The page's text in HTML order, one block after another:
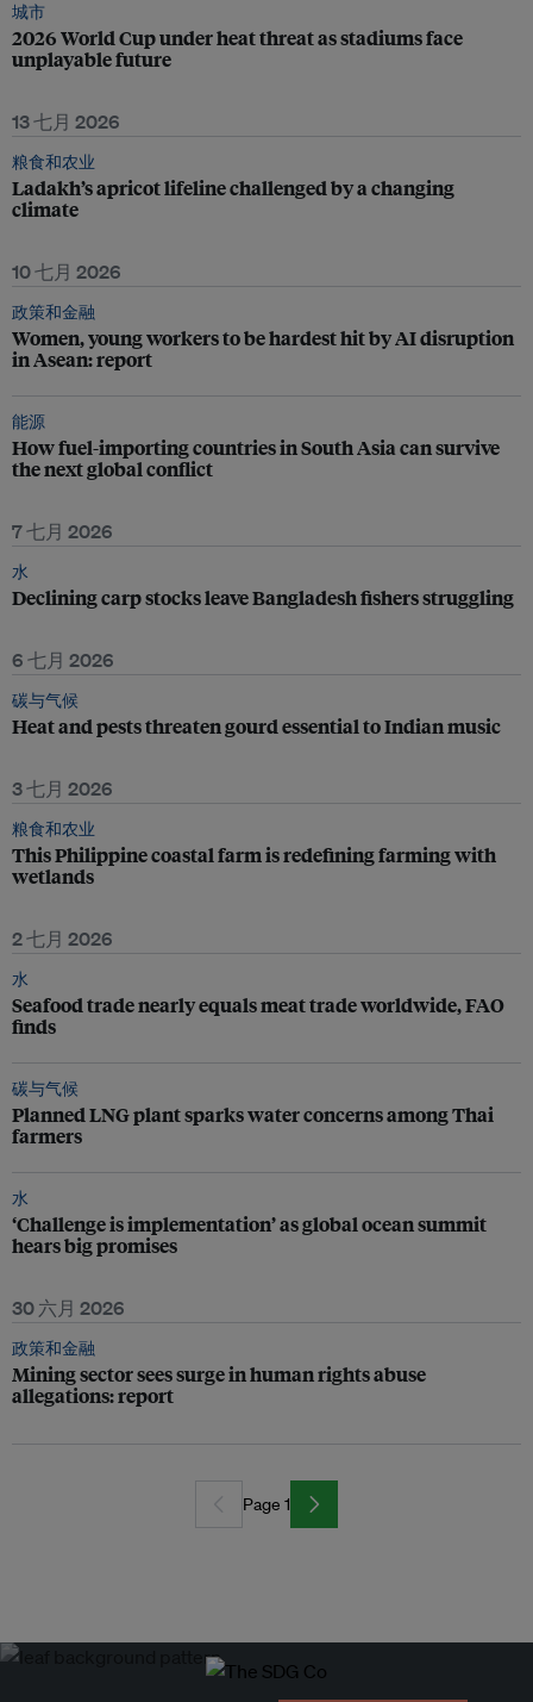
城市
2026 World Cup under heat threat as stadiums face
unplayable future
13 七月 2026
粮食和农业
Ladakh’s apricot lifeline challenged by a changing
climate
10 七月 2026
政策和金融
Women, young workers to be hardest hit by AI disruption
in Asean: report
能源
How fuel-importing countries in South Asia can survive
the next global conflict
7 七月 2026
水
Declining carp stocks leave Bangladesh fishers struggling
6 七月 2026
碳与气候
Heat and pests threaten gourd essential to Indian music
3 七月 2026
粮食和农业
This Philippine coastal farm is redefining farming with
wetlands
2 七月 2026
水
Seafood trade nearly equals meat trade worldwide, FAO
finds
碳与气候
Planned LNG plant sparks water concerns among Thai
farmers
水
‘Challenge is implementation’ as global ocean summit
hears big promises
30 六月 2026
政策和金融
Mining sector sees surge in human rights abuse
allegations: report
Page 1